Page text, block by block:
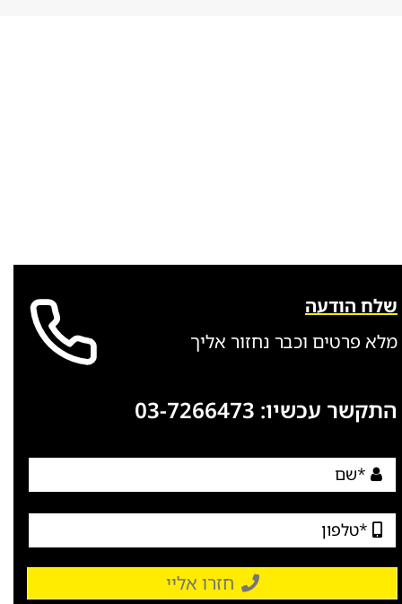
שלח הודעה
מלא פרטים וכבר נחזור אליך
התקשר עכשיו: 03-7266473
חזרו אליי